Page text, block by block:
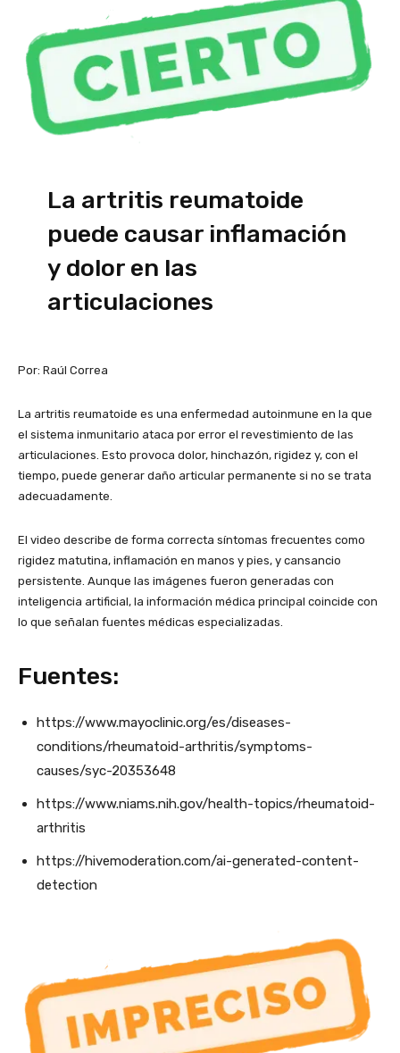
La artritis reumatoide
puede causar inflamación
y dolor en las
articulaciones
Por: Raúl Correa
La artritis reumatoide es una enfermedad autoinmune en la que
el sistema inmunitario ataca por error el revestimiento de las
articulaciones. Esto provoca dolor, hinchazón, rigidez y, con el
tiempo, puede generar daño articular permanente si no se trata
adecuadamente.
El video describe de forma correcta síntomas frecuentes como
rigidez matutina, inflamación en manos y pies, y cansancio
persistente. Aunque las imágenes fueron generadas con
inteligencia artificial, la información médica principal coincide con
lo que señalan fuentes médicas especializadas.
Fuentes:
https://www.mayoclinic.org/es/diseases-
conditions/rheumatoid-arthritis/symptoms-
causes/syc-20353648
https://www.niams.nih.gov/health-topics/rheumatoid-
arthritis
https://hivemoderation.com/ai-generated-content-
detection